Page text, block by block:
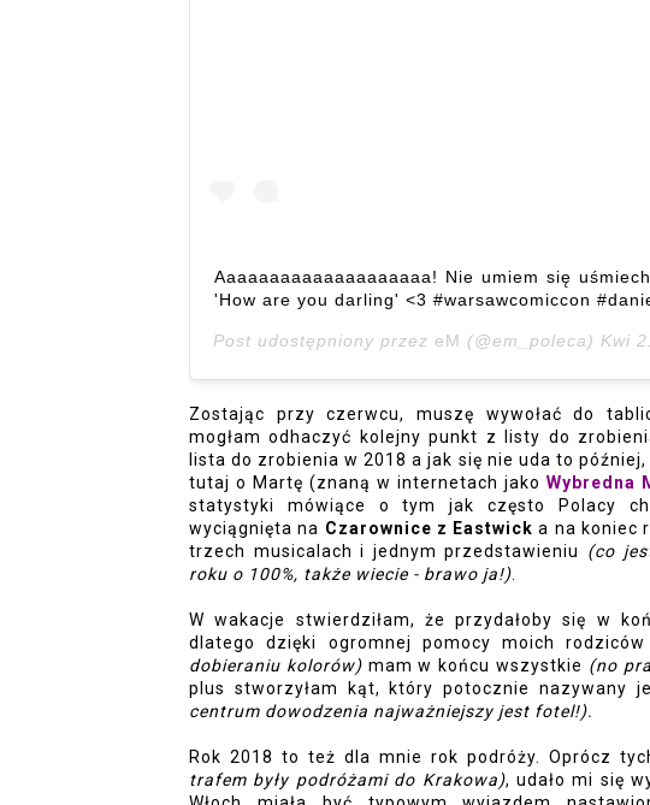
Aaaaaaaaaaaaaaaaaaaa! Nie umiem się
'How are you darling' <3 #warsawcomiccon
Post udostępniony przez eM (@em_poleca) Kwi
Zostając przy czerwcu, muszę wywołać do
mogłam odhaczyć kolejny punkt z listy do
lista do zrobienia w 2018 a jak się nie uda to
tutaj o Martę (znaną w internetach jako Wybredna
statystyki mówiące o tym jak często Polacy
wyciągnięta na Czarownice z Eastwick a na koniec
trzech musicalach i jednym przedstawieniu (co
roku o 100%, także wiecie - brawo ja!)
W wakacje stwierdziłam, że przydałoby się w
dlatego dzięki ogromnej pomocy moich rodziców
dobieraniu kolorów) mam w końcu wszystkie (no
plus stworzyłam kąt, który potocznie nazywany
centrum dowodzenia najważniejszy jest fotel!).
Rok 2018 to też dla mnie rok podróży. Oprócz
trafem były podróżami do Krakowa), udało mi się